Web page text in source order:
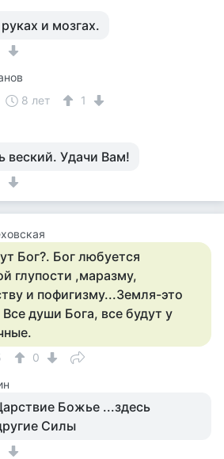
и мозгах.
8 лет 1
веский. Удачи Вам!
Бог?. Бог любуется
глупости ,маразму,
и пофигизму...Земля-это
души Бога, все будут у
0
Божье ...здесь
Силы